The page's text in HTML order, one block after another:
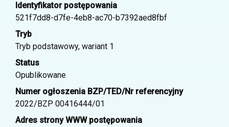
Identyfikator postępowania
521f7dd8-d7fe-4eb8-ac70-b7392aed8fbf
Tryb
Tryb podstawowy, wariant 1
Status
Opublikowane
Numer ogłoszenia BZP/TED/Nr referencyjny
2022/BZP 00416444/01
Adres strony WWW postępowania